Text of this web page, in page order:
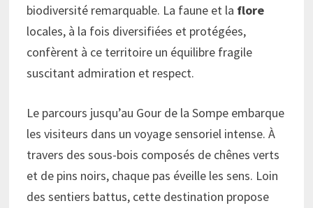
biodiversité remarquable. La faune et la flore
locales, à la fois diversifiées et protégées,
confèrent à ce territoire un équilibre fragile
suscitant admiration et respect.
Le parcours jusqu’au Gour de la Sompe embarque
les visiteurs dans un voyage sensoriel intense. À
travers des sous-bois composés de chênes verts
et de pins noirs, chaque pas éveille les sens. Loin
des sentiers battus, cette destination propose